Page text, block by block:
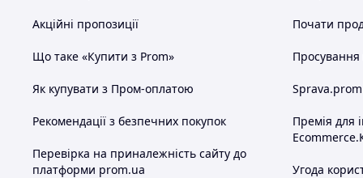
Акційні пропозиції
Що таке «Купити з Prom»
Як купувати з Пром-оплатою
Рекомендації з безпечних покупок
Перевірка на приналежність сайту до
платформи prom.ua
Почати
Просування
Премія для
Угода